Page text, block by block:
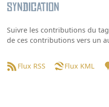
Syndication
Suivre les contributions du
de ces contributions vers un
Flux RSS Flux KML